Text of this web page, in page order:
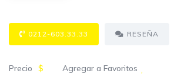
0212-603.33.33 RESEÑA
Precio $ Agregar a Favoritos